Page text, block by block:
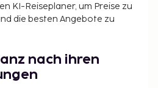
KI-Reiseplaner, um Preise zu
die besten Angebote zu
nach ihren